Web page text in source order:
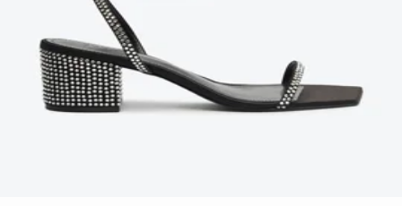
fechamento de fivela e o conforto do salto bloco baixo. Vai ser uma
CARACTERÍSTICAS
Material: Multimaterial
Cor: Preto